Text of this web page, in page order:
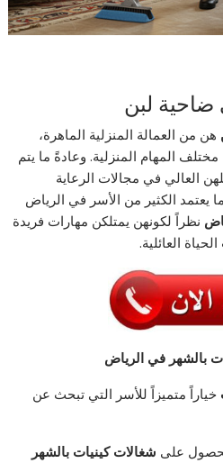
ضاحية لبن
هن من العمالة المنزلية الماهرة،
المهام المنزلية. وعادةً ما يتم
العالي في مجالات الرعاية
يعتمد الكثير من الأسر في الرياض
نظراً لكونهن يمتلكن مهارات فريدة
العائلية.
بالشهر في الرياض
خياراً متميزاً للأسر التي تبحث عن
على شغالات كينيات بالشهر